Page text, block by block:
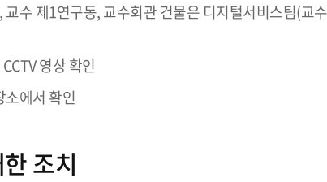
수 제1연구동, 교수회관 건물은 디지털서비스팀(교
영상 확인
소에서 확인
조치